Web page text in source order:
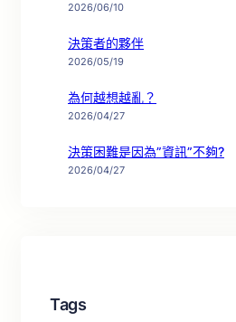
2026/06/10
決策者的夥伴
2026/05/19
為何越想越亂？
2026/04/27
決策困難是因為”資訊”不夠?
2026/04/27
Tags